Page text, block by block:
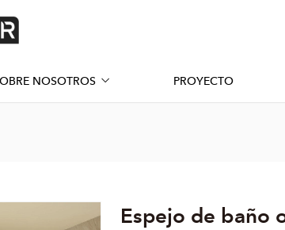
NOSOTROS PROYECTO
Espejo de baño